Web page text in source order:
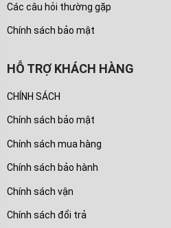
Các câu hỏi thường gặp
Chính sách bảo mật
HỖ TRỢ KHÁCH HÀNG
CHÍNH SÁCH
Chính sách bảo mật
Chính sách mua hàng
Chính sách bảo hành
Chính sách vận
Chính sách đổi trả